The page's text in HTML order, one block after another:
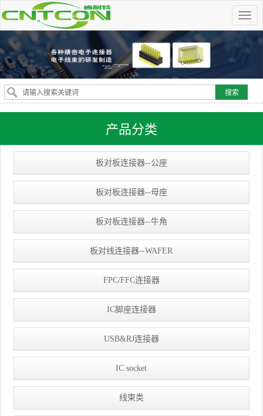
产品分类
板对板连接器--公座
板对板连接器--母座
板对板连接器--牛角
板对线连接器--WAFER
FPC/FFC连接器
IC脚座连接器
USB&RJ连接器
IC socket
线束类